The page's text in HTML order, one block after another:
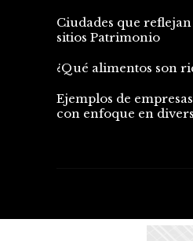
Ciudades que
sitios Patrimonio
¿Qué alimentos son
Ejemplos de
con enfoque en